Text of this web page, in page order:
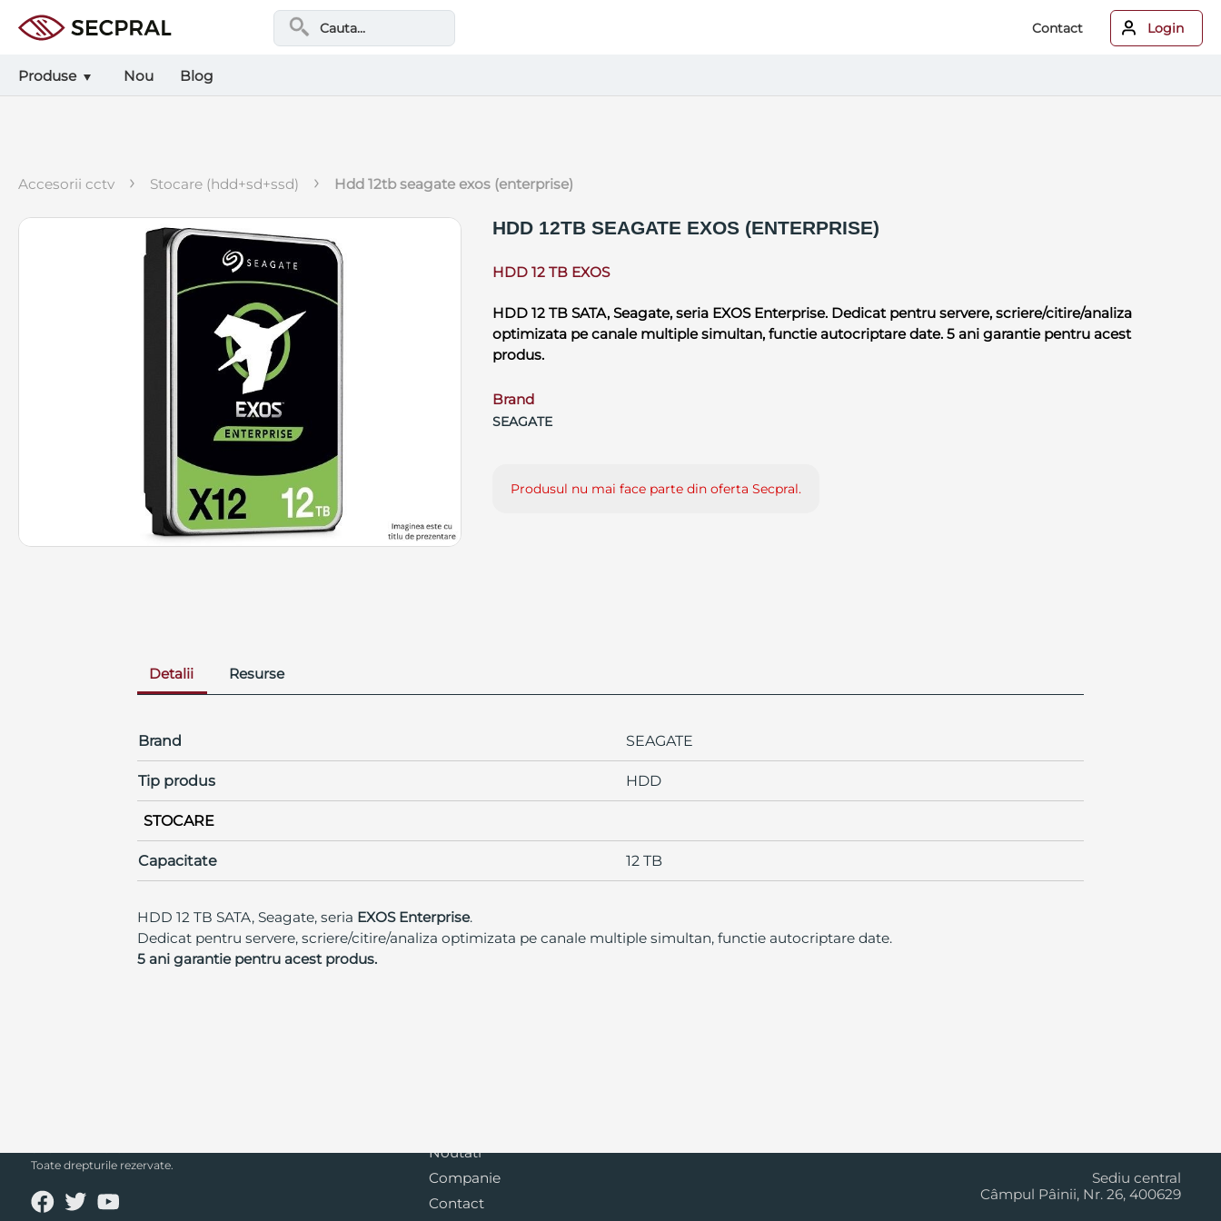
Contact Login
Produse Nou Blog
accesorii cctv › stocare (hdd+sd+ssd) › hdd 12tb seagate exos (enterprise)
HDD 12TB SEAGATE EXOS (ENTERPRISE)
HDD 12 TB EXOS
HDD 12 TB SATA, Seagate, seria EXOS Enterprise. Dedicat pentru servere, scriere/citire/analiza
optimizata pe canale multiple simultan, functie autocriptare date. 5 ani garantie pentru acest
produs.
Brand
SEAGATE
Produsul nu mai face parte din oferta Secpral.
Detalii Resurse
Brand SEAGATE
Tip produs HDD
STOCARE
Capacitate 12 TB
HDD 12 TB SATA, Seagate, seria EXOS Enterprise.
Dedicat pentru servere, scriere/citire/analiza optimizata pe canale multiple simultan, functie autocriptare date.
5 ani garantie pentru acest produs.
Toate drepturile rezervate.
Noutati
Companie
Contact
Sediu central
Câmpul Pâinii, Nr. 26, 400629